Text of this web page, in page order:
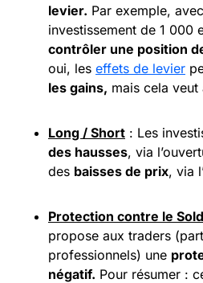
levier. Par exemple,
investissement de 1 000
contrôler une position
oui, les effets de levier
les gains, mais cela
Long / Short : Les
des hausses, via
des baisses de prix, via
Protection contre le
propose aux traders
professionnels) une
négatif. Pour résumer :